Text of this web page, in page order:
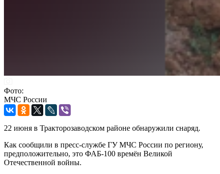
Фото:
МЧС России
22 июня в Тракторозаводском районе обнаружили снаряд.
Как сообщили в пресс-службе ГУ МЧС России по региону,
предположительно, это ФАБ-100 времён Великой
Отечественной войны.